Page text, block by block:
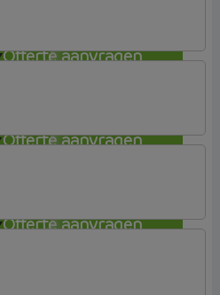
Offerte aanvragen
Offerte aanvragen
Offerte aanvragen